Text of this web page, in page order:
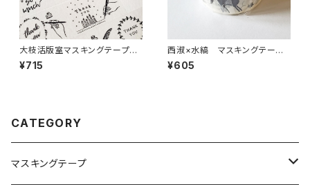
大枝活版室マスキングテープ
手書き THANK YOU ペン
¥715
西淑×水縞 マスキングテー
プ 夜のあいだ 集い モノトーン
¥605
CATEGORY
マスキングテープ